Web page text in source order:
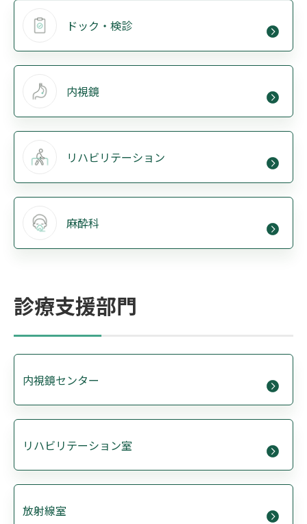
ドック・検診
内視鏡
リハビリテーション
麻酔科
診療支援部門
内視鏡センター
リハビリテーション室
放射線室